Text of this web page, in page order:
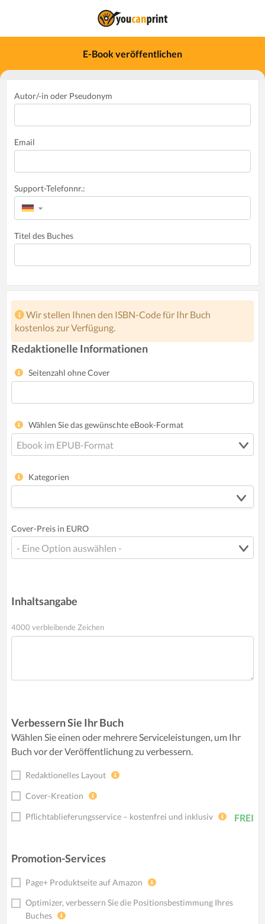
E-Book veröffentlichen
Autor/-in oder Pseudonym
Email
Support-Telefonnr.:
▼
Titel des Buches
Wir stellen Ihnen den ISBN-Code für Ihr Buch
kostenlos zur Verfügung.
Redaktionelle Informationen
Seitenzahl ohne Cover
Wählen Sie das gewünschte eBook-Format
Kategorien
Cover-Preis in EURO
Inhaltsangabe
4000 verbleibende Zeichen
Verbessern Sie Ihr Buch
Wählen Sie einen oder mehrere Serviceleistungen, um Ihr
Buch vor der Veröffentlichung zu verbessern.
Redaktionelles Layout
Cover-Kreation
Pflichtablieferungsservice – kostenfrei und inklusiv FREI
Promotion-Services
Page+ Produktseite auf Amazon
Optimizer, verbessern Sie die Positionsbestimmung Ihres
Buches